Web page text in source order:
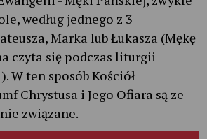
według jednego z 3
Marka lub Łukasza (Mękę
czyta się podczas liturgii
W ten sposób Kościół
Chrystusa i Jego Ofiara są ze
związane.